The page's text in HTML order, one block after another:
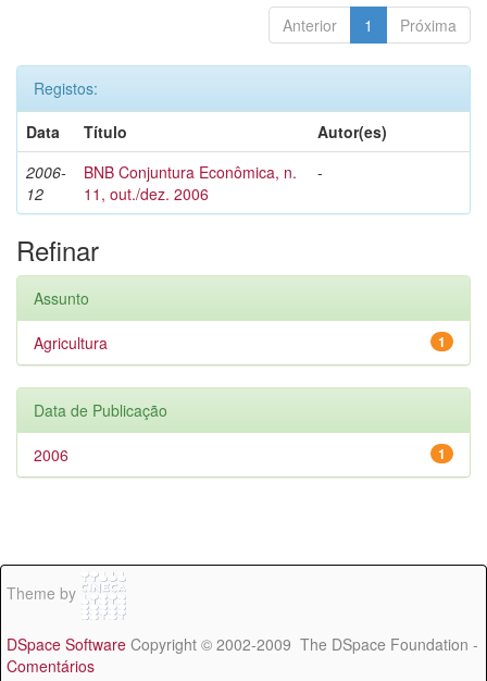
Anterior 1 Próxima
Registos:
Data
Título
Autor(es)
2006-
12
BNB Conjuntura Econômica, n.
11, out./dez. 2006
-
Refinar
Assunto
1
Agricultura
Data de Publicação
1
2006
Theme by
DSpace Software Copyright © 2002-2009 The DSpace Foundation -
Comentários